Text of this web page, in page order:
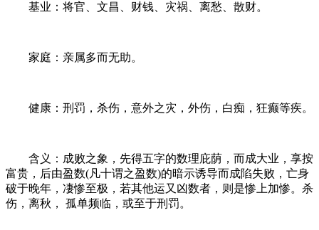
基业：将官、文昌、财钱、灾祸、离愁、散财。
家庭：亲属多而无助。
健康：刑罚，杀伤，意外之灾，外伤，白痴，狂癫等疾。
含义：成败之象，先得五字的数理庇荫，而成大业，享按
富贵，后由盈数(凡十谓之盈数)的暗示诱导而成陷失败，亡身
破于晚年，凄惨至极，若其他运又凶数者，则是惨上加惨。杀
伤，离秋， 孤单频临，或至于刑罚。